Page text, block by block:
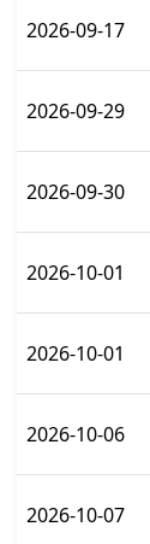
2026-09-17
2026-09-29
2026-09-30
2026-10-01
2026-10-01
2026-10-06
2026-10-07